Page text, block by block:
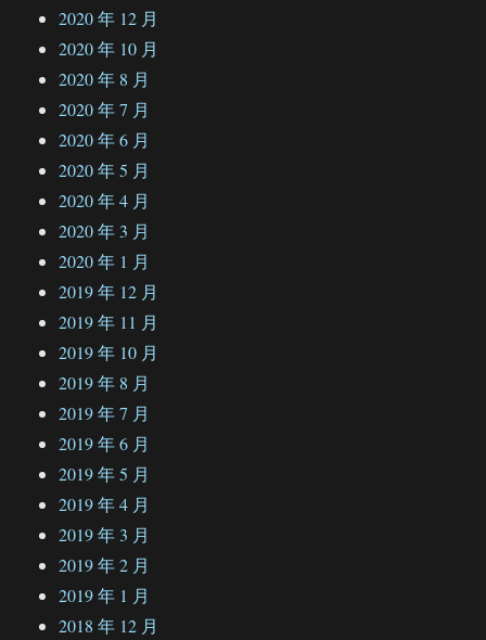
2020 年 12 月
2020 年 10 月
2020 年 8 月
2020 年 7 月
2020 年 6 月
2020 年 5 月
2020 年 4 月
2020 年 3 月
2020 年 1 月
2019 年 12 月
2019 年 11 月
2019 年 10 月
2019 年 8 月
2019 年 7 月
2019 年 6 月
2019 年 5 月
2019 年 4 月
2019 年 3 月
2019 年 2 月
2019 年 1 月
2018 年 12 月